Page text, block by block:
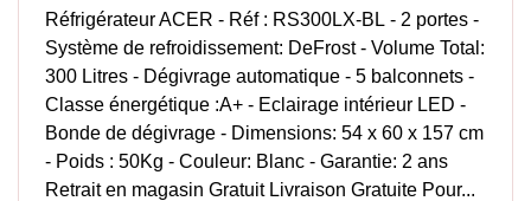
Réfrigérateur ACER - Réf : RS300LX-BL - 2 portes -
Système de refroidissement: DeFrost - Volume Total:
300 Litres - Dégivrage automatique - 5 balconnets -
Classe énergétique :A+ - Eclairage intérieur LED -
Bonde de dégivrage - Dimensions: 54 x 60 x 157 cm
- Poids : 50Kg - Couleur: Blanc - Garantie: 2 ans
Retrait en magasin Gratuit Livraison Gratuite Pour...